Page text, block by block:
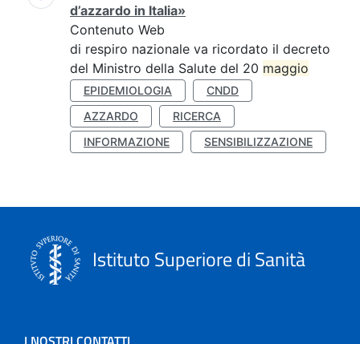
d’azzardo in Italia»
Contenuto Web
di respiro nazionale va ricordato il decreto
del Ministro della Salute del 20 maggio
EPIDEMIOLOGIA
CNDD
AZZARDO
RICERCA
INFORMAZIONE
SENSIBILIZZAZIONE
Istituto Superiore di Sanità